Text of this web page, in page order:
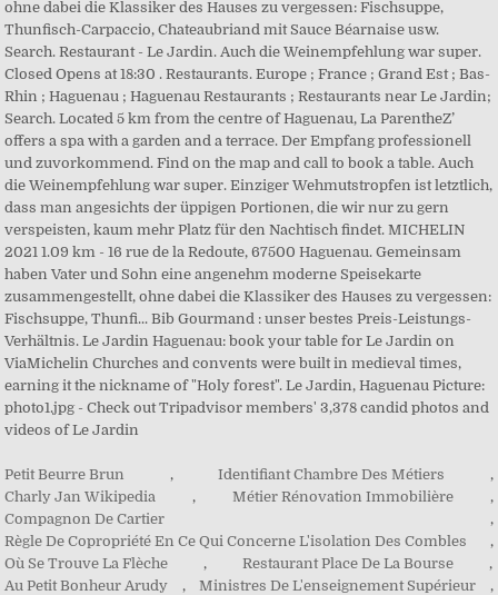
Petit Beurre Brun , Identifiant Chambre Des Métiers
,
Charly Jan Wikipedia
, Métier Rénovation Immobilière
,
Compagnon De Cartier
,
Règle De Copropriété En Ce Qui Concerne L'isolation Des Combles
,
Où Se Trouve La Flèche
, Restaurant Place De La Bourse
,
Au Petit Bonheur Arudy
, Ministres De L'enseignement Supérieur ,